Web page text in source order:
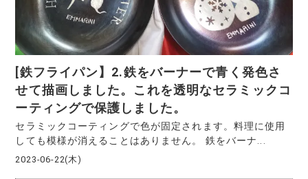
[鉄フライパン】2.鉄をバーナーで青く発色さ
せて描画しました。これを透明なセラミックコ
ーティングで保護しました。
セラミックコーティングで色が固定されます。料理に使用
しても模様が消えることはありません。 鉄をバーナ...
2023-06-22(木)